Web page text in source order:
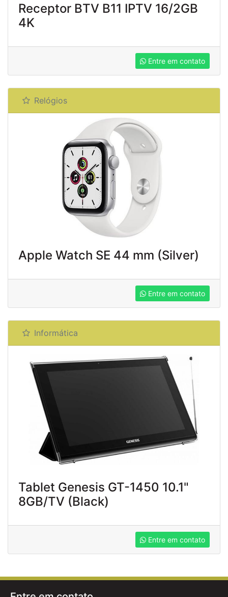
Receptor BTV B11 IPTV 16/2GB
4K
Entre em contato
Relógios
Apple Watch SE 44 mm (Silver)
Entre em contato
Informática
Tablet Genesis GT-1450 10.1"
8GB/TV (Black)
Entre em contato